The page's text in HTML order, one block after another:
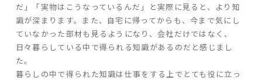
企業情報
採用情報
暮らしの器
だ」「実物はこうなっているんだ」と実際に見ると、より知
識が深まります。また、自宅に帰ってからも、今まで気にし
ていなかった部材も見るようになり、会社だけではなく、
日々暮らしている中で得られる知識があるのだと感じまし
た。
暮らしの中で得られた知識は仕事をする上でとても役に立っ